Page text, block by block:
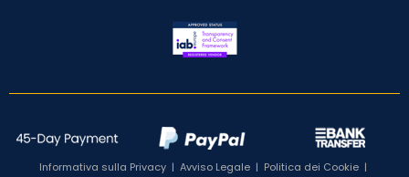
Informativa sulla Privacy | Avviso Legale | Politica dei Cookie |